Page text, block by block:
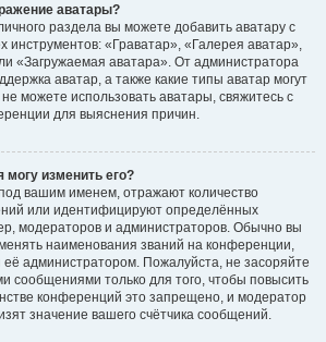
аватары?
раздела вы можете добавить аватару с
инструментов: «Граватар», «Галерея аватар»,
«Загружаемая аватара». От администратора
аватар, а также какие типы аватар могут
можете использовать аватары, свяжитесь с
для выяснения причин.
могу изменить его?
вашим именем, отражают количество
или идентифицируют определённых
модераторов и администраторов. Обычно вы
наименования званий на конференции,
её администратором. Пожалуйста, не засоряйте
сообщениями только для того, чтобы повысить
конференций это запрещено, и модератор
значение вашего счётчика сообщений.